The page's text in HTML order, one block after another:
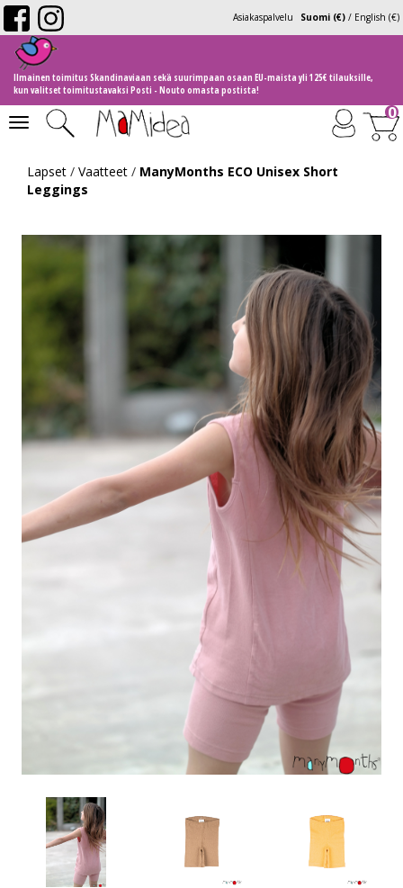
Suomi (€) / English (€)
Asiakaspalvelu
Ilmainen toimitus Skandinaviaan sekä suurimpaan osaan EU-maista yli 125€ tilauksille,
kun valitset toimitustavaksi Posti - Nouto omasta postista!
Toggle
navigation
0
Lapset / Vaatteet / ManyMonths ECO Unisex Short
Leggings